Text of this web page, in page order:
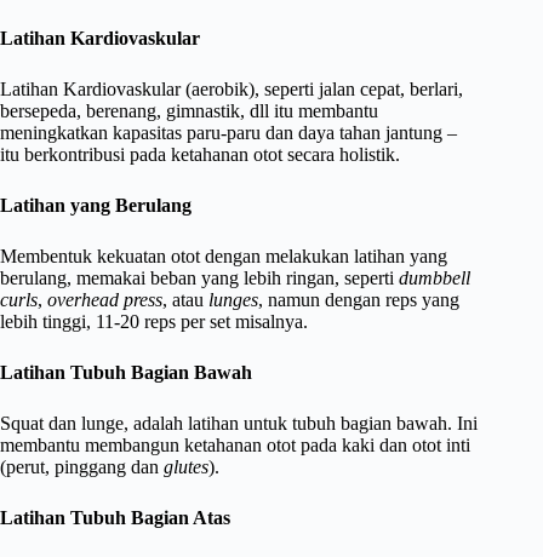
Latihan Kardiovaskular
Latihan Kardiovaskular (aerobik), seperti jalan cepat, berlari,
bersepeda, berenang, gimnastik, dll itu membantu
meningkatkan kapasitas paru-paru dan daya tahan jantung –
itu berkontribusi pada ketahanan otot secara holistik.
Latihan yang Berulang
Membentuk kekuatan otot dengan melakukan latihan yang
berulang, memakai beban yang lebih ringan, seperti dumbbell
curls, overhead press, atau lunges, namun dengan reps yang
lebih tinggi, 11-20 reps per set misalnya.
Latihan Tubuh Bagian Bawah
Squat dan lunge, adalah latihan untuk tubuh bagian bawah. Ini
membantu membangun ketahanan otot pada kaki dan otot inti
(perut, pinggang dan glutes).
Latihan Tubuh Bagian Atas